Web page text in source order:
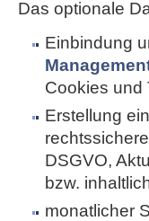
Das optionale
Einbindung
Cookies und
Erstellung
DSGVO,
bzw.
monatlicher